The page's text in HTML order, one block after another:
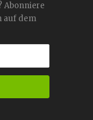
Abonniere
auf dem